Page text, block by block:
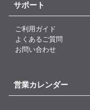
サポート
ご利用ガイド
よくあるご質問
お問い合わせ
営業カレンダー